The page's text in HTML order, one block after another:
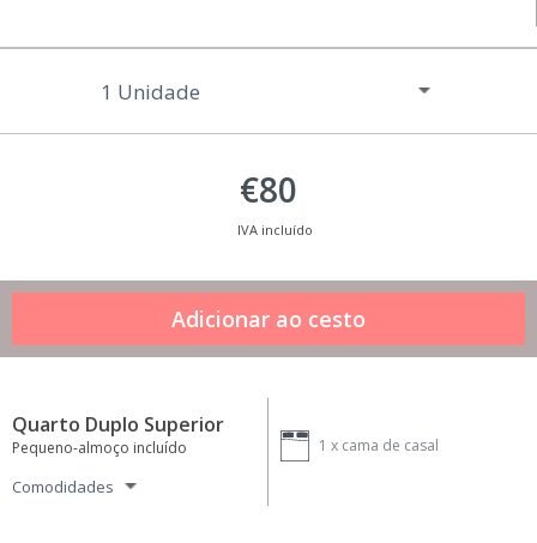
€80
IVA incluído
Quarto Duplo Superior
Pequeno-almoço incluído
Comodidades
1 x cama de casal